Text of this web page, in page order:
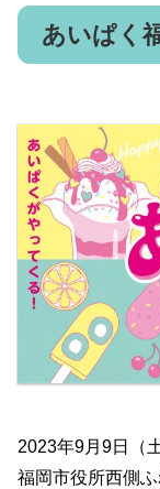
あいぱく
2023年9月9日（
福岡市役所西側